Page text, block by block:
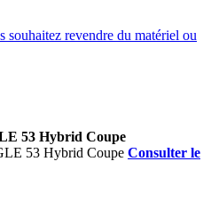
53 Hybrid Coupe
Consulter le